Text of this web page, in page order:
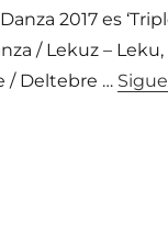
2017 es
/ Lekuz –
/ Deltebre …